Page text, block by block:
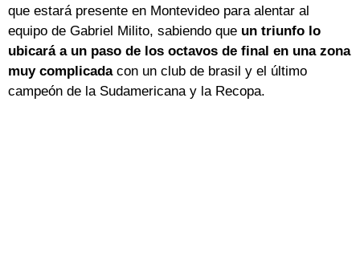
que estará presente en Montevideo para alentar al
equipo de Gabriel Milito, sabiendo que un triunfo lo
ubicará a un paso de los octavos de final en una zona
muy complicadacon un club de brasil y el último
campeón de la Sudamericana y la Recopa.